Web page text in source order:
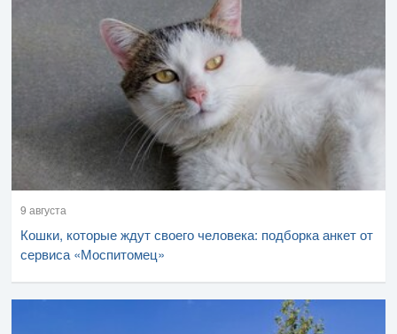
9 августа
Кошки, которые ждут своего человека: подборка анкет от
сервиса «Моспитомец»